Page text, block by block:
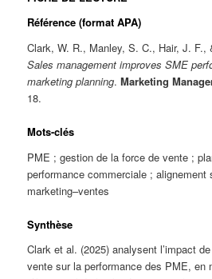
Référence (format APA)
Clark, W. R., Manley, S. C., Hair, J. F.,
Sales management improves SME
marketing planning.Marketing
18.
Mots-clés
PME ; gestion de la force de vente ;
performance commerciale ; alignement
marketing–ventes
Synthèse
Clark et al. (2025) analysent l’impact
vente sur la performance des PME, en